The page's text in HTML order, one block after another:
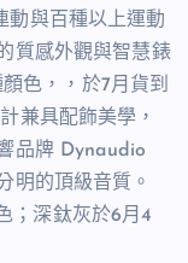
動與百種以上運動
質感外觀與智慧錶
色，，於7月貨到
兼具配飾美學，
品牌 Dynaudio
明的頂級音質。
；深鈦灰於6月4